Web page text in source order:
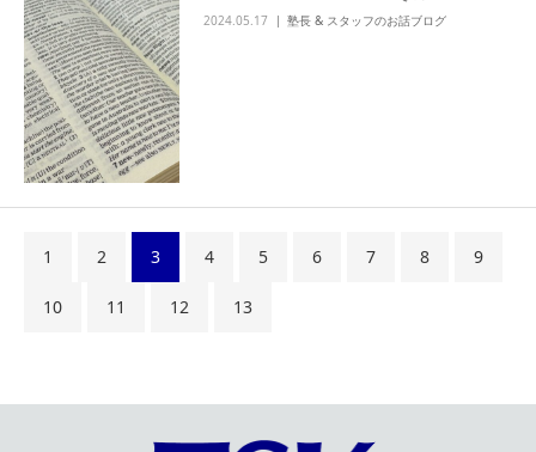
2024.05.17 塾長 & スタッフのお話ブログ
1 2 3 4 5 6 7 8 9
10 11 12 13